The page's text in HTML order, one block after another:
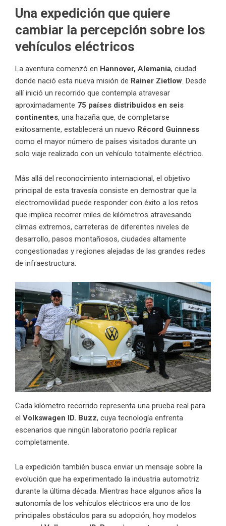
Una expedición que quiere
cambiar la percepción sobre los
vehículos eléctricos
La aventura comenzó en Hannover, Alemania, ciudad
donde nació esta nueva misión de Rainer Zietlow. Desde
allí inició un recorrido que contempla atravesar
aproximadamente 75 países distribuidos en seis
continentes, una hazaña que, de completarse
exitosamente, establecerá un nuevo Récord Guinness
como el mayor número de países visitados durante un
solo viaje realizado con un vehículo totalmente eléctrico.
Más allá del reconocimiento internacional, el objetivo
principal de esta travesía consiste en demostrar que la
electromovilidad puede responder con éxito a los retos
que implica recorrer miles de kilómetros atravesando
climas extremos, carreteras de diferentes niveles de
desarrollo, pasos montañosos, ciudades altamente
congestionadas y regiones alejadas de las grandes redes
de infraestructura.
Cada kilómetro recorrido representa una prueba real para
el Volkswagen ID. Buzz, cuya tecnología enfrenta
escenarios que ningún laboratorio podría replicar
completamente.
La expedición también busca enviar un mensaje sobre la
evolución que ha experimentado la industria automotriz
durante la última década. Mientras hace algunos años la
autonomía de los vehículos eléctricos era uno de los
principales obstáculos para su adopción, hoy modelos